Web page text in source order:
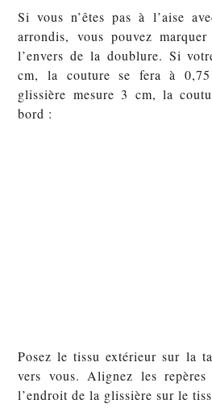
Si vous n’êtes pas à l’aise
arrondis, vous pouvez
l’envers de la doublure. Si
cm, la couture se fera à
glissière mesure 3 cm, la
bord :
Posez le tissu extérieur sur la
vers vous. Alignez les
l’endroit de la glissière sur le